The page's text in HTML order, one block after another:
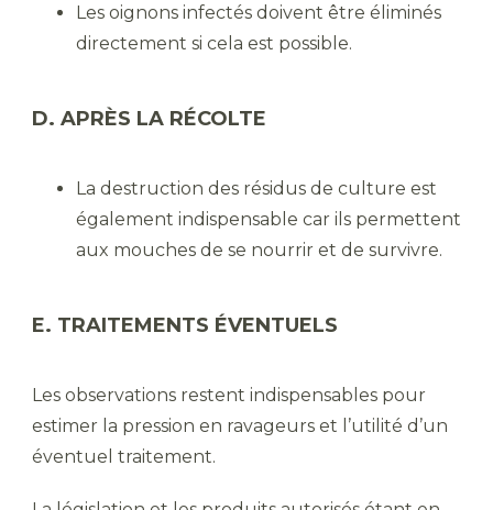
Les oignons infectés doivent être éliminés
directement si cela est possible.
D. APRÈS LA RÉCOLTE
La destruction des résidus de culture est
également indispensable car ils permettent
aux mouches de se nourrir et de survivre.
E. TRAITEMENTS ÉVENTUELS
Les observations restent indispensables pour
estimer la pression en ravageurs et l’utilité d’un
éventuel traitement.